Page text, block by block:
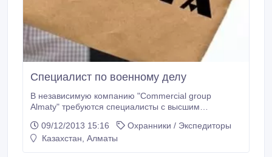
Специалист по военному делу
В независимую компанию "Commercial group
Almaty" требуются специалисты с высшим
Обязанности: Работа с личным составом,
подготовка специалистов, контроль организации,
09/12/2013 15:16
Охранники / Экспедиторы
Казахстан, Алматы